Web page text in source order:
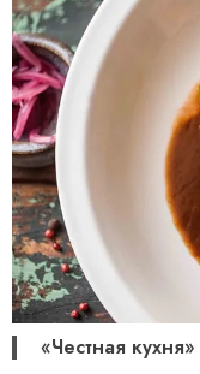
«Честная кухня»